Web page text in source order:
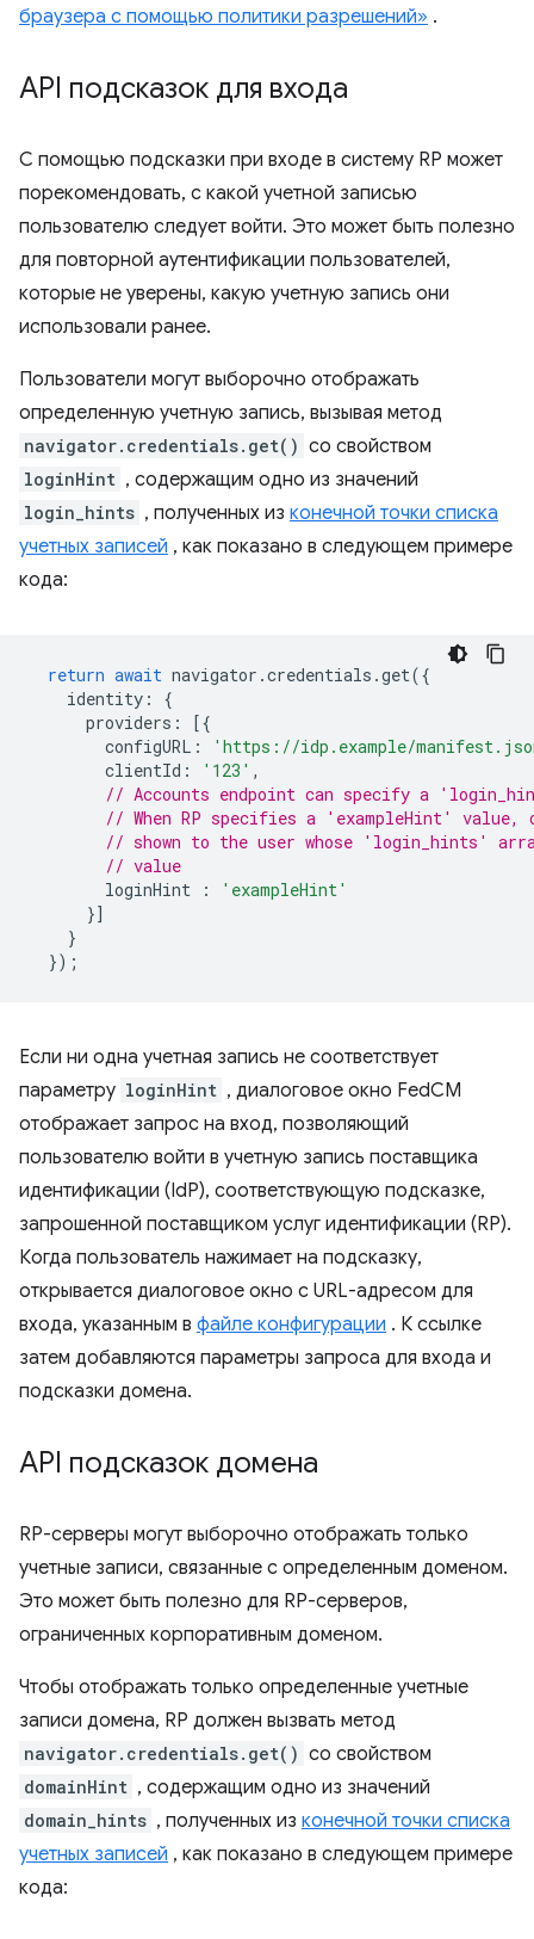
браузера с помощью политики разрешений» .
API подсказок для входа
С помощью подсказки при входе в систему RP может
порекомендовать, с какой учетной записью
пользователю следует войти. Это может быть полезно
для повторной аутентификации пользователей,
которые не уверены, какую учетную запись они
использовали ранее.
Пользователи могут выборочно отображать
определенную учетную запись, вызывая метод
navigator.credentials.get() со свойством
loginHint , содержащим одно из значений
login_hints , полученных из конечной точки списка
учетных записей , как показано в следующем примере
кода:
return await navigator .credentials .get({
identity :
{
providers :
[{
configURL :
'https://idp.example/
clientId : '123' ,
// Accounts endpoint can specify a
// When RP specifies a 'exampleHint' value,
// shown to the user whose 'login_hints'
// value
loginHint
:
'exampleHint'
}]
}
});
Если ни одна учетная запись не соответствует
параметру loginHint , диалоговое окно FedCM
отображает запрос на вход, позволяющий
пользователю войти в учетную запись поставщика
идентификации (IdP), соответствующую подсказке,
запрошенной поставщиком услуг идентификации (RP).
Когда пользователь нажимает на подсказку,
открывается диалоговое окно с URL-адресом для
входа, указанным в файле конфигурации . К ссылке
затем добавляются параметры запроса для входа и
подсказки домена.
API подсказок домена
RP-серверы могут выборочно отображать только
учетные записи, связанные с определенным доменом.
Это может быть полезно для RP-серверов,
ограниченных корпоративным доменом.
Чтобы отображать только определенные учетные
записи домена, RP должен вызвать метод
navigator.credentials.get() со свойством
domainHint , содержащим одно из значений
domain_hints , полученных из конечной точки списка
учетных записей , как показано в следующем примере
кода: